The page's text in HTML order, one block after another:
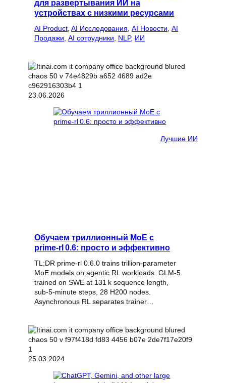
для развертывания ИИ на
устройствах с низкими ресурсами
AI Product AI Исследования AI Новости AI
Продажи AI сотрудники NLP, ИИ
23.06.2026
Лучшие ИИ
Обучаем триллионный MoE с
prime‑rl 0.6: просто и эффективно
TL;DR prime-rl 0.6.0 trains trillion‑parameter
MoE models on agentic RL workloads. GLM‑5
trained on SWE at 131 k sequence length,
sub‑5‑minute steps, 28 H200 nodes.
Asynchronous RL separates trainer…
25.03.2024